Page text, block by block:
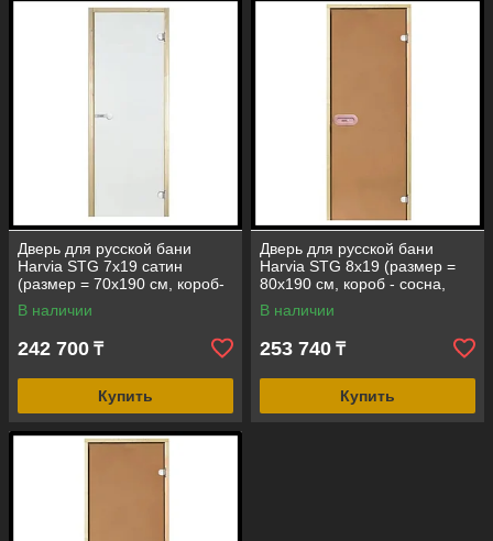
Дверь для русской бани
Harvia STG 7х19 сатин
(размер = 70х190 см, короб-
сосна, стекло-матовое,
ручка-магнит)
В наличии
242 700 ₸
Купить
Дверь для русской бани
Harvia STG 8х19 (размер =
80х190 см, короб - сосна,
стекло - бронза, ручка -
защелка)
В наличии
253 740 ₸
Купить